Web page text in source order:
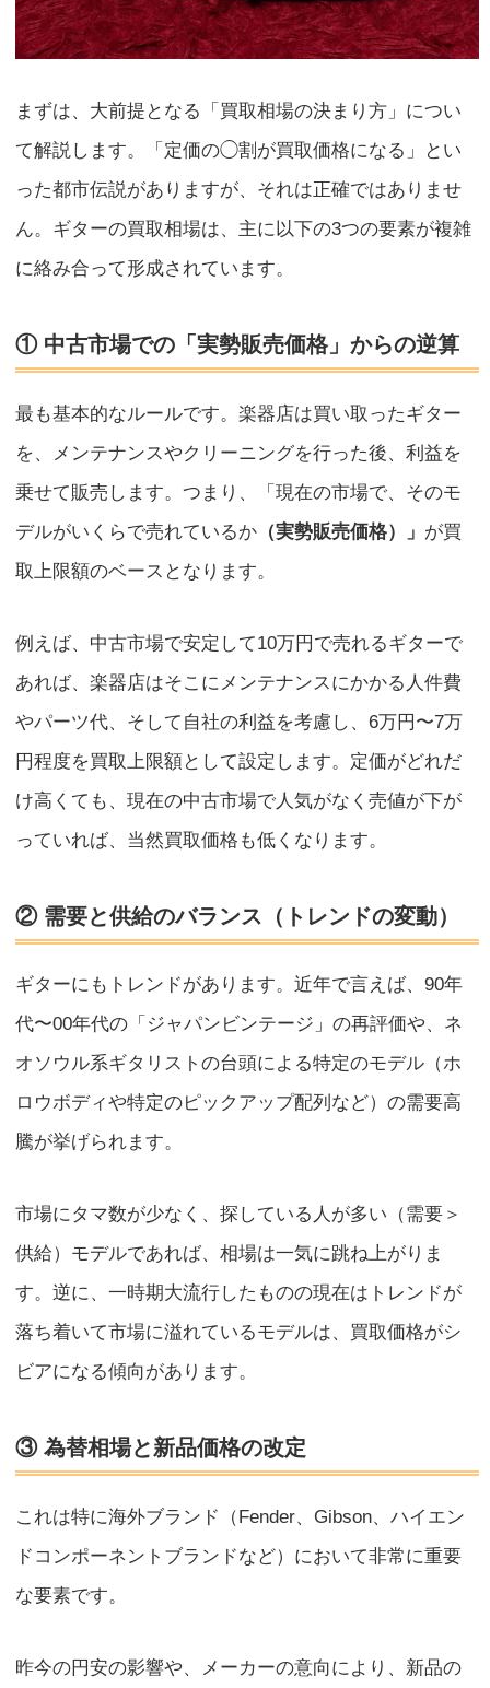
まずは、大前提となる「買取相場の決まり方」につい
て解説します。「定価の◯割が買取価格になる」とい
った都市伝説がありますが、それは正確ではありませ
ん。ギターの買取相場は、主に以下の3つの要素が複雑
に絡み合って形成されています。
① 中古市場での「実勢販売価格」からの逆算
最も基本的なルールです。楽器店は買い取ったギター
を、メンテナンスやクリーニングを行った後、利益を
乗せて販売します。つまり、「現在の市場で、そのモ
デルがいくらで売れているか （実勢販売価格）」 が買
取上限額のベースとなります。
例えば、中古市場で安定して10万円で売れるギターで
あれば、楽器店はそこにメンテナンスにかかる人件費
やパーツ代、そして自社の利益を考慮し、6万円〜7万
円程度を買取上限額として設定します。定価がどれだ
け高くても、現在の中古市場で人気がなく売値が下が
っていれば、当然買取価格も低くなります。
② 需要と供給のバランス（トレンドの変動）
ギターにもトレンドがあります。近年で言えば、90年
代〜00年代の「ジャパンビンテージ」の再評価や、ネ
オソウル系ギタリストの台頭による特定のモデル（ホ
ロウボディや特定のピックアップ配列など）の需要高
騰が挙げられます。
市場にタマ数が少なく、探している人が多い（需要＞
供給）モデルであれば、相場は一気に跳ね上がりま
す。逆に、一時期大流行したものの現在はトレンドが
落ち着いて市場に溢れているモデルは、買取価格がシ
ビアになる傾向があります。
③ 為替相場と新品価格の改定
これは特に海外ブランド（Fender、Gibson、ハイエン
ドコンポーネントブランドなど）において非常に重要
な要素です。
昨今の円安の影響や、メーカーの意向により、新品の